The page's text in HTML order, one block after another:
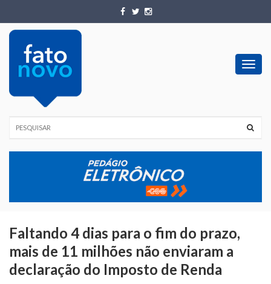
Faltando 4 dias para o fim do prazo,
mais de 11 milhões não enviaram a
declaração do Imposto de Renda